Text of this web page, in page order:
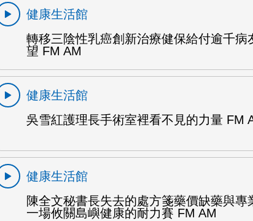
健康生活館
轉移三陰性乳癌創新治療健保給付逾千病
望 FM AM
健康生活館
吳雪紅護理長手術室裡看不見的力量 FM
健康生活館
陳全文秘書長失去的處方箋藥價缺藥與專
一場攸關島嶼健康的耐力賽 FM AM